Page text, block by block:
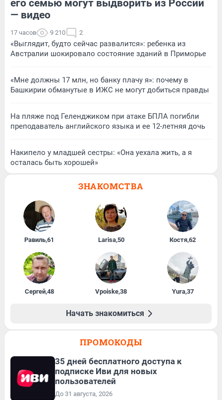
его семью могут выдворить из России
— видео
17 часов 9 210 2
«Выглядит, будто сейчас развалится»: ребенка из
Австралии шокировало состояние зданий в Приморье
«Мне должны 17 млн, но банку плачу я»: почему в
Башкирии обманутые в ИЖС не могут добиться правды
На пляже под Геленджиком при атаке БПЛА погибли
преподаватель английского языка и ее 12-летняя дочь
Накипело у младшей сестры: «Она уехала жить, а я
осталась быть хорошей»
ЗНАКОМСТВА
Равиль,61 Larisa,50 Костя,62
Сергей,48 Vpoiske,38 Yura,37
Начать знакомиться
ПРОМОКОДЫ
35 дней бесплатного доступа к
подписке Иви для новых
пользователей
До 31 августа, 2026